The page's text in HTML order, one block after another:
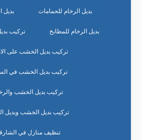
بديل الرخام للحمامات بديل
بديل الرخام للمطابخ تركيب
تركيب بديل الخشب على
تركيب بديل الخشب في
تركيب بديل الخشب
تركيب بديل الخشب وبديل
تنظيف منازل في